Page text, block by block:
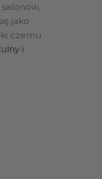
jako
czemu
i